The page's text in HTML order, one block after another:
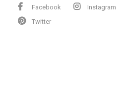
Facebook
Instagram
Twitter